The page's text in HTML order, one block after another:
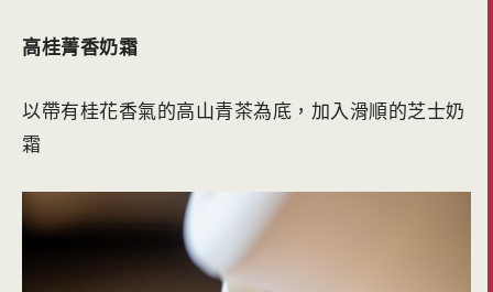
高桂菁香奶霜
以帶有桂花香氣的高山青茶為底，加入滑順的芝士奶
霜